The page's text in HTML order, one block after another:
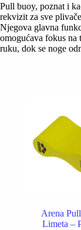
Pull buoy, poznat i
rekvizit za sve
Njegova glavna
omogućava fokus na
ruku, dok se noge
Arena
Limeta –